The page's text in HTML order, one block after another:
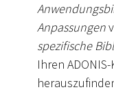
Anpassungen
spezifische
Ihren